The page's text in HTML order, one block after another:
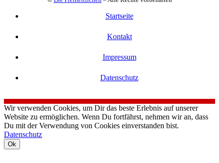
Startseite
Kontakt
Impressum
Datenschutz
Wir verwenden Cookies, um Dir das beste Erlebnis auf unserer
Website zu ermöglichen. Wenn Du fortfährst, nehmen wir an, dass
Du mit der Verwendung von Cookies einverstanden bist.
Datenschutz
Ok